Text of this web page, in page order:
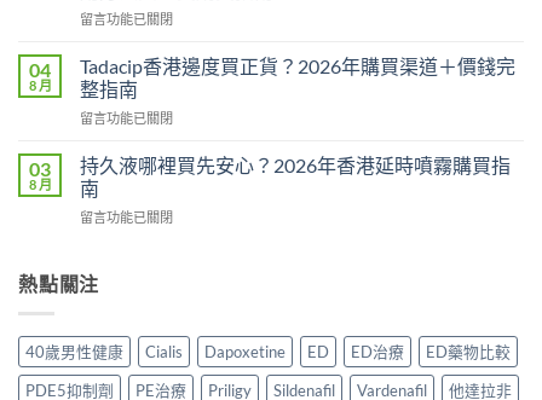
整
教
幾
時
食
多？
正
確
一
次
清
楚〉
中
效
真
相：
有
用
是
心
作
香
家
實
測
在
而
鋼
副
作
完
整
分
析
見
用、
安
全
留言功能已關閉
04
8 月
Tadacip香港邊度買正貨？2026年購買渠道＋價錢完
整指南
在
香
港
邊
度
貨？
購
買
渠
留言功能已關閉
03
8 月
持久液哪裡買先安心？2026年香港延時噴霧購買指
南
在
液
哪
買
先
安
留言功能已關閉
熱點關注
40歲男性健康 Cialis Dapoxetine ED ED治療
ED藥物比較
PDE5抑制劑
PE治療 Priligy Sildenafil Vardenafil 他達拉非